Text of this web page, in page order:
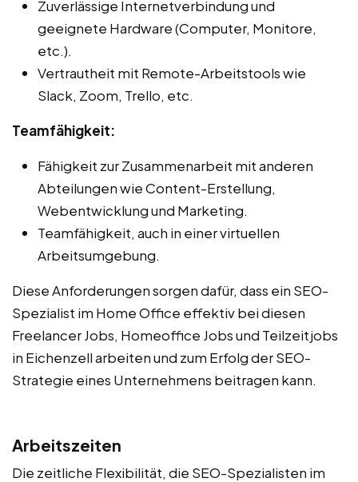
Zuverlässige Internetverbindung und
geeignete Hardware (Computer, Monitore,
etc.).
Vertrautheit mit Remote-Arbeitstools wie
Slack, Zoom, Trello, etc.
Teamfähigkeit:
Fähigkeit zur Zusammenarbeit mit anderen
Abteilungen wie Content-Erstellung,
Webentwicklung und Marketing.
Teamfähigkeit, auch in einer virtuellen
Arbeitsumgebung.
Diese Anforderungen sorgen dafür, dass ein SEO-
Spezialist im Home Office effektiv bei diesen
Freelancer Jobs, Homeoffice Jobs und Teilzeitjobs
in Eichenzell arbeiten und zum Erfolg der SEO-
Strategie eines Unternehmens beitragen kann.
Arbeitszeiten
Die zeitliche Flexibilität, die SEO-Spezialisten im